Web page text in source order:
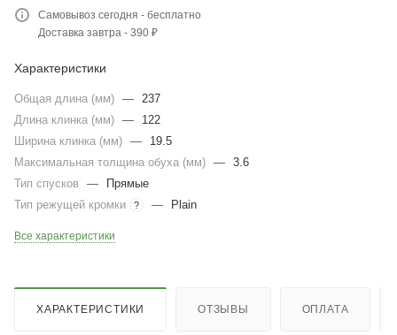
Самовывоз сегодня - бесплатно
Доставка завтра - 390 ₽
Характеристики
Общая длина (мм) — 237
Длина клинка (мм) —
122
Ширина клинка (мм) —
19.5
Максимальная толщина обуха (мм) — 3.6
Тип спусков
—
Прямые
Тип режущей кромки
? — Plain
Все характеристики
ХАРАКТЕРИСТИКИ ОТЗЫВЫ ОПЛАТА